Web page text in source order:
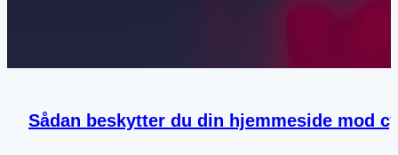
Sådan beskytter du din hjemmeside mod